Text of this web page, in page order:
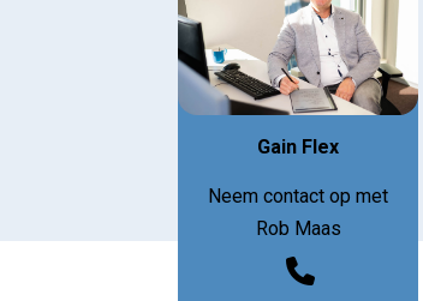
Gain Flex
Neem contact op met
Rob Maas